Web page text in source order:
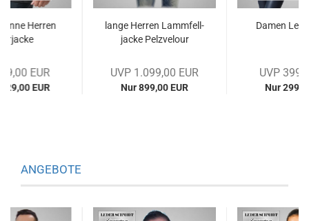
Her­ren
EUR
EUR
lange Her­ren Lamm­fell­
ja­cke Pelz­ve­lour
UVP 1.099,00 EUR
Nur 899,00 EUR
Damen
UVP
Nur
ANGEBOTE